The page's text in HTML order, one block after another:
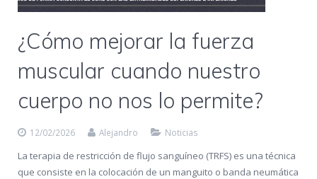
¿Cómo mejorar la fuerza
muscular cuando nuestro
cuerpo no nos lo permite?
12/02/2026 Alejandro Noticias
La terapia de restricción de flujo sanguíneo (TRFS) es una técnica
que consiste en la colocación de un manguito o banda neumática